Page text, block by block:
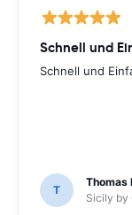
Schnell und
Schnell und
T
Thomas
Sicily by